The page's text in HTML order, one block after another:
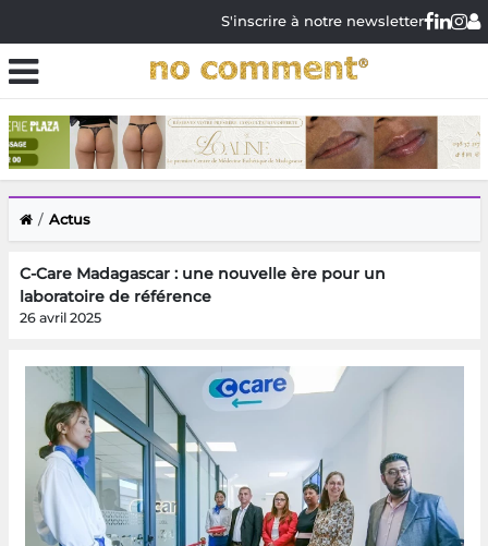
S'inscrire à notre newsletter
Actus
C-Care Madagascar : une nouvelle ère pour un
laboratoire de référence
26 avril 2025